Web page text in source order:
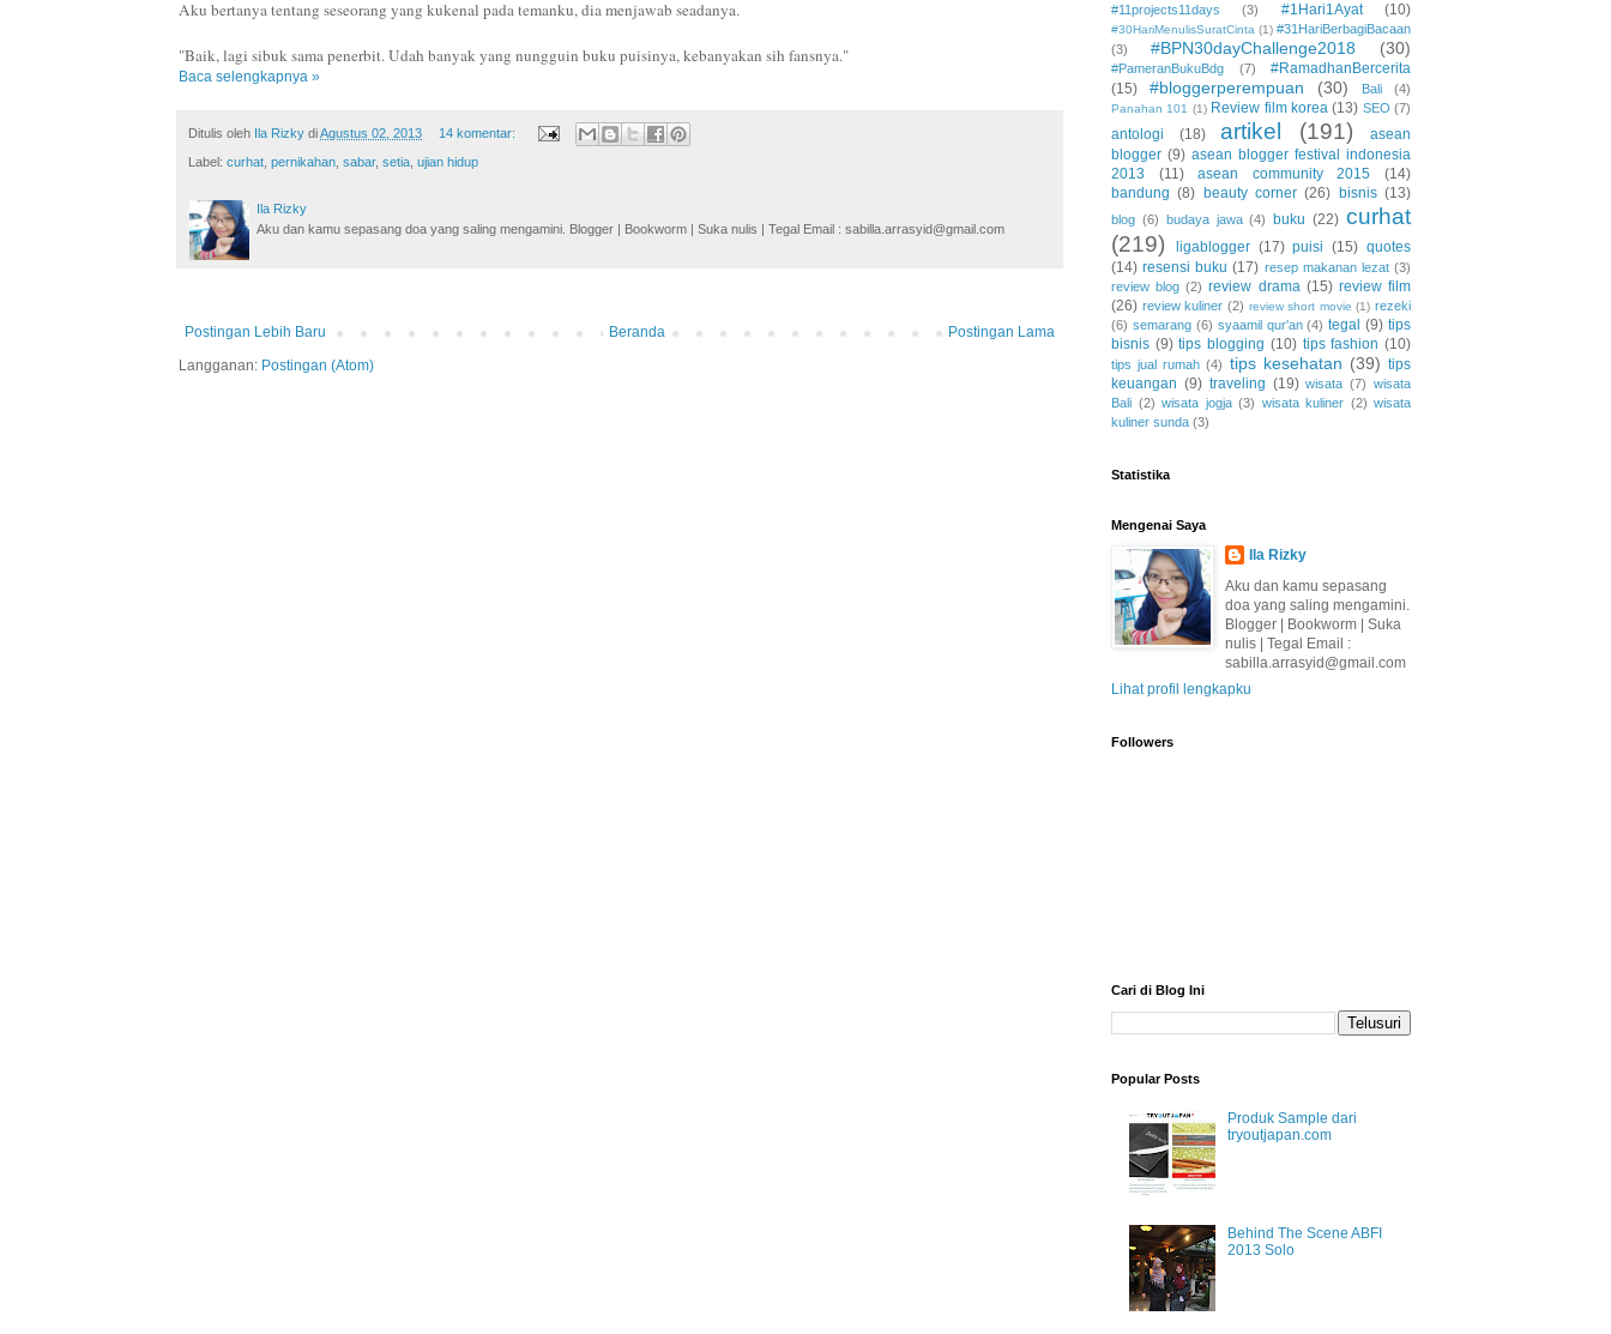
Aku bertanya tentang seseorang yang kukenal pada temanku, dia menjawab seadanya.
"Baik, lagi sibuk sama penerbit. Udah banyak yang nungguin buku puisinya, kebanyakan sih fansnya."
Baca selengkapnya »
Ditulis oleh Ila Rizky diAgustus 02, 2013 14 komentar:
Label: curhat pernikahan sabar, setia ujian hidup
Ila Rizky
Aku dan kamu sepasang doa yang saling mengamini. Blogger | Bookworm | Suka nulis | Tegal Email : sabilla.arrasyid@gmail.com
Postingan Lebih Baru Postingan Lama
Beranda
Langganan: Postingan (Atom)
#11projects11days (3) #1Hari1Ayat (10)
#30HariMenulisSuratCinta (1) #31HariBerbagiBacaan
(3)
#BPN30dayChallenge2018 (30)
#PameranBukuBdg (7)
#RamadhanBercerita
(15)
#bloggerperempuan (30) Bali (4)
Panahan 101 (1) Review film korea (13) SEO (7)
antologi (18) artikel (191)
asean
blogger (9) asean blogger festival indonesia
2013
(11) asean community 2015
(14)
bandung (8) beauty corner (26) bisnis (13)
blog (6) budaya jawa (4) buku (22) curhat
(219)
ligablogger (17) puisi (15) quotes
(14) resensi buku (17) resep makanan lezat (3)
review blog (2) review drama (15) review film
(26) review kuliner (2) review short movie (1) rezeki
(6) semarang (6) syaamil qur'an (4) tegal (9) tips
bisnis (9) tips blogging (10) tips fashion (10)
tips jual rumah (4) tips kesehatan (39) tips
keuangan (9) traveling (19) wisata (7) wisata
Bali (2) wisata jogja (3) wisata kuliner (2) wisata
kuliner sunda (3)
Statistika
Mengenai Saya
Ila Rizky
Aku dan kamu sepasang
doa yang saling mengamini.
Blogger | Bookworm | Suka
nulis | Tegal Email :
sabilla.arrasyid@gmail.com
Lihat profil lengkapku
Followers
Cari di Blog Ini
Popular Posts
Produk Sample dari
tryoutjapan.com
Behind The Scene ABFI
2013 Solo